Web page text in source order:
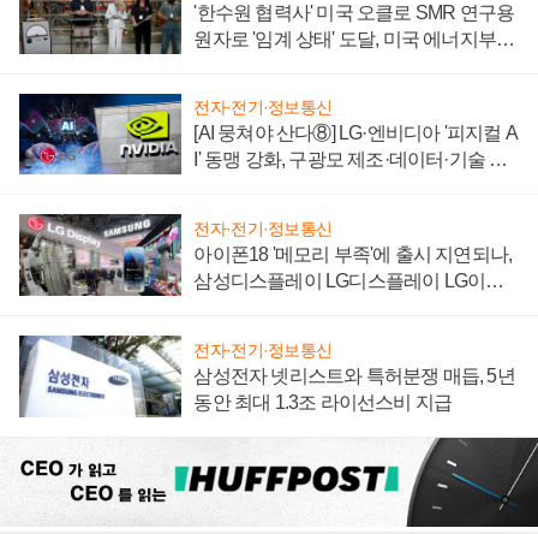
'한수원 협력사' 미국 오클로 SMR 연구용
원자로 '임계 상태' 도달, 미국 에너지부
전자·전기·정보통신
[AI 뭉쳐야 산다⑧] LG·엔비디아 '피지컬 A
I' 동맹 강화, 구광모 제조·데이터·기술 결
전자·전기·정보통신
아이폰18 '메모리 부족'에 출시 지연되나,
삼성디스플레이 LG디스플레이 LG이노
전자·전기·정보통신
삼성전자 넷리스트와 특허분쟁 매듭, 5년
동안 최대 1.3조 라이선스비 지급